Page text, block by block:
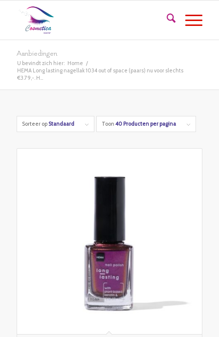
Aanbiedingen
U bevindt zich hier: Home /
HEMA Long lasting nagellak 1034 out of space (paars) nu voor slechts
€3.79,-. H...
Sorteer op Standaard Toon 40 Producten per pagina